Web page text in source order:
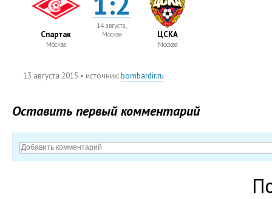
Спартак
Москва
14 августа,
Москва
ЦСКА
Москва
13 августа 2015 • источник:bombardir.ru
Оставить первый комментарий